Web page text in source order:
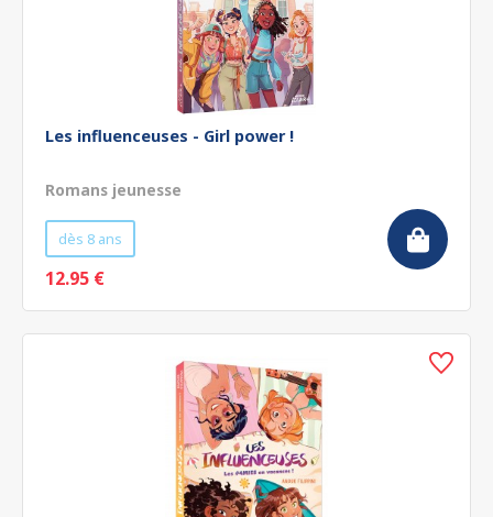
Les influenceuses - Girl power !
Romans jeunesse
dès 8 ans
12.95 €